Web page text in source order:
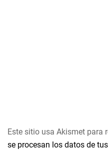
Este sitio usa Akismet para
se procesan los datos de